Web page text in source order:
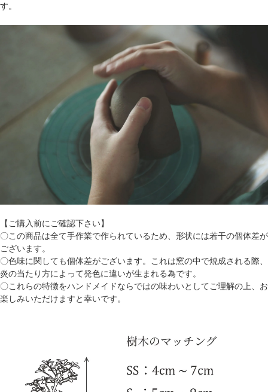
す。
【ご購入前にご確認下さい】
〇この商品は全て手作業で作られているため、形状には若干の個体差が
ございます。
〇色味に関しても個体差がございます。これは窯の中で焼成される際、
炎の当たり方によって発色に違いが生まれる為です。
〇これらの特徴をハンドメイドならではの味わいとしてご理解の上、お
楽しみいただけますと幸いです。